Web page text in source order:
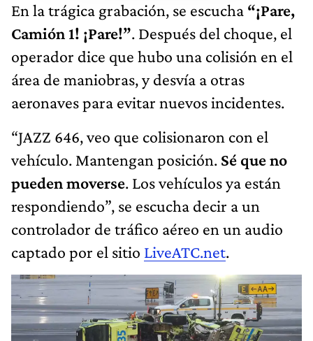
En la trágica grabación, se escucha “¡Pare,
Camión 1! ¡Pare!”. Después del choque, el
operador dice que hubo una colisión en el
área de maniobras, y desvía a otras
aeronaves para evitar nuevos incidentes.
“JAZZ 646, veo que colisionaron con el
vehículo. Mantengan posición. Sé que no
pueden moverse. Los vehículos ya están
respondiendo”, se escucha decir a un
controlador de tráfico aéreo en un audio
captado por el sitio LiveATC.net.